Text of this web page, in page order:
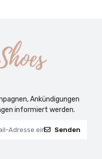
Ankündigungen
informiert werden.
Senden